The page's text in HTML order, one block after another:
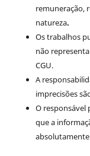
remuneração,
natureza.
Os trabalhos
não
CGU.
A
imprecisões
O responsável
que a